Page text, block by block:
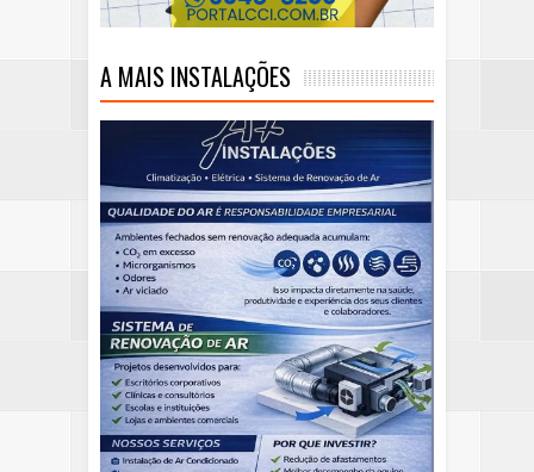
A MAIS INSTALAÇÕES